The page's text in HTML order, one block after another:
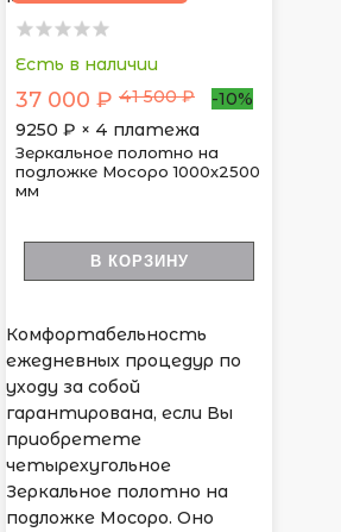
Есть в наличии
37 000 ₽ 41 500 ₽
-10%
9250 ₽ × 4 платежа
Зеркальное полотно на
подложке Мосоро 1000х2500
мм
В КОРЗИНУ
Комфортабельность
ежедневных процедур по
уходу за собой
гарантирована, если Вы
приобретете
четырехугольное
Зеркальное полотно на
подложке Мосоро. Оно